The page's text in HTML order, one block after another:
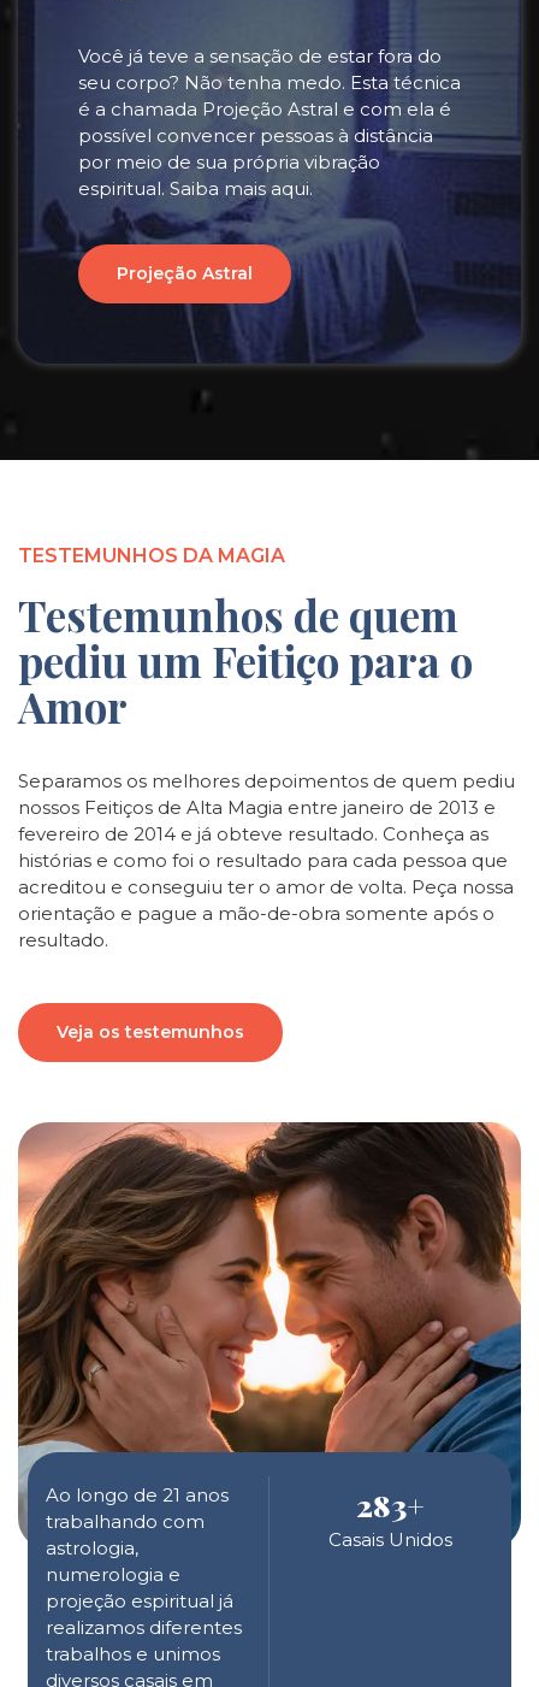
Você já teve a sensação de estar fora do
seu corpo? Não tenha medo. Esta técnica
é a chamada Projeção Astral e com ela é
possível convencer pessoas à distância
por meio de sua própria vibração
espiritual. Saiba mais aqui.
Projeção Astral
Ao longo de 21 anos
trabalhando com
astrologia,
numerologia e
projeção espiritual já
realizamos diferentes
trabalhos e unimos
diversos casais em
283+
Casais Unidos
TESTEMUNHOS DA MAGIA
Testemunhos de quem
pediu um Feitiço para o
Amor
Separamos os melhores depoimentos de quem pediu
nossos Feitiços de Alta Magia entre janeiro de 2013 e
fevereiro de 2014 e já obteve resultado. Conheça as
histórias e como foi o resultado para cada pessoa que
acreditou e conseguiu ter o amor de volta. Peça nossa
orientação e pague a mão-de-obra somente após o
resultado.
Veja os testemunhos